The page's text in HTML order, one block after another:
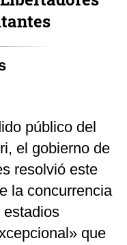
público del
el gobierno de
resolvió este
la concurrencia
estadios
que